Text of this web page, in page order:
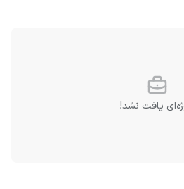
یافت نشد!